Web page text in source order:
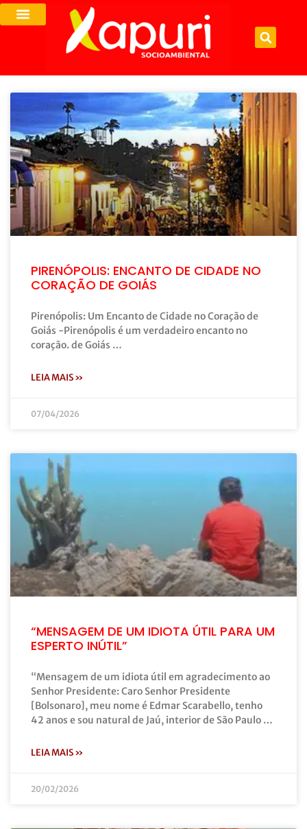
PIRENÓPOLIS: ENCANTO DE CIDADE NO
CORAÇÃO DE GOIÁS
Pirenópolis: Um Encanto de Cidade no Coração de
Goiás -Pirenópolis é um verdadeiro encanto no
coração. de Goiás …
LEIA MAIS »
07/04/2026
“MENSAGEM DE UM IDIOTA ÚTIL PARA UM
ESPERTO INÚTIL”
“Mensagem de um idiota útil em agradecimento ao
Senhor Presidente: Caro Senhor Presidente
[Bolsonaro], meu nome é Edmar Scarabello, tenho
42 anos e sou natural de Jaú, interior de São Paulo …
LEIA MAIS »
20/02/2026